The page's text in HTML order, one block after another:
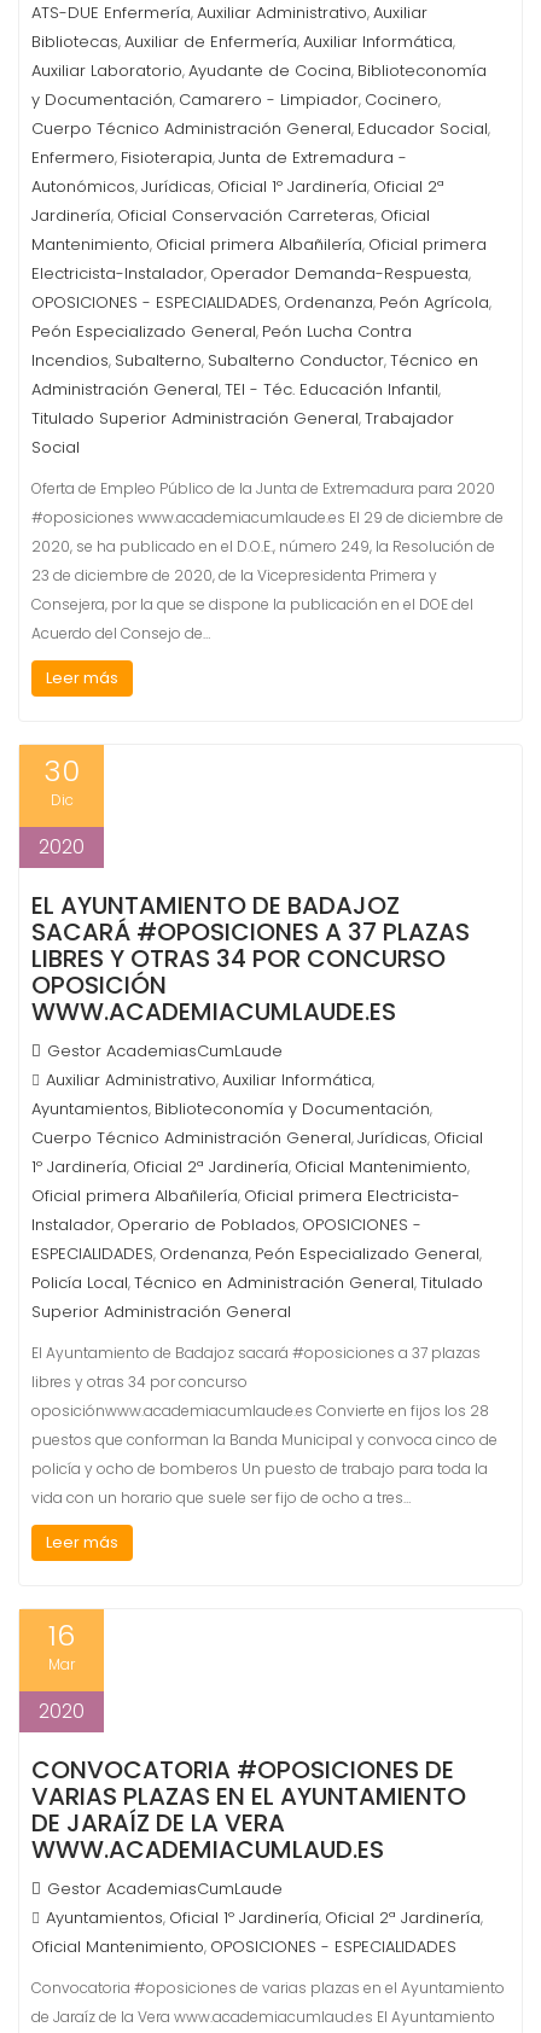
ATS-DUE Enfermería,Auxiliar Administrativo,Auxiliar
Bibliotecas,Auxiliar de Enfermería,Auxiliar Informática,
Auxiliar Laboratorio,Ayudante de Cocina, Biblioteconomía
y Documentación, Camarero - Limpiador, Cocinero,
Cuerpo Técnico Administración General, Educador Social,
Enfermero, Fisioterapia,Junta de Extremadura -
Autonómicos,Jurídicas, Oficial 1º Jardinería, Oficial 2ª
Jardinería, Oficial Conservación Carreteras, Oficial
Mantenimiento, Oficial primera Albañilería, Oficial primera
Electricista-Instalador, Operador Demanda-Respuesta,
OPOSICIONES - ESPECIALIDADES, Ordenanza, Peón Agrícola,
Peón Especializado General, Peón Lucha Contra
Incendios, Subalterno, Subalterno Conductor,Técnico en
Administración General,TEI - Téc. Educación Infantil,
Titulado Superior Administración General,Trabajador
Social
Oferta de Empleo Público de la Junta de Extremadura para 2020
#oposiciones www.academiacumlaude.es El 29 de diciembre de
2020, se ha publicado en el D.O.E., número 249, la Resolución de
23 de diciembre de 2020, de la Vicepresidenta Primera y
Consejera, por la que se dispone la publicación en el DOE del
Acuerdo del Consejo de…
Leer más
30
Dic
2020
EL AYUNTAMIENTO DE BADAJOZ
SACARÁ #OPOSICIONES A 37 PLAZAS
LIBRES Y OTRAS 34 POR CONCURSO
OPOSICIÓN
WWW.ACADEMIACUMLAUDE.ES
Gestor AcademiasCumLaude
Auxiliar Administrativo,Auxiliar Informática,
Ayuntamientos, Biblioteconomía y Documentación,
Cuerpo Técnico Administración General,Jurídicas, Oficial
1º Jardinería, Oficial 2ª Jardinería, Oficial Mantenimiento,
Oficial primera Albañilería, Oficial primera Electricista-
Instalador, Operario de Poblados, OPOSICIONES -
ESPECIALIDADES, Ordenanza, Peón Especializado General,
Policía Local,Técnico en Administración General,Titulado
Superior Administración General
El Ayuntamiento de Badajoz sacará #oposiciones a 37 plazas
libres y otras 34 por concurso
oposiciónwww.academiacumlaude.es Convierte en fijos los 28
puestos que conforman la Banda Municipal y convoca cinco de
policía y ocho de bomberos Un puesto de trabajo para toda la
vida con un horario que suele ser fijo de ocho a tres…
Leer más
16
Mar
2020
CONVOCATORIA #OPOSICIONES DE
VARIAS PLAZAS EN EL AYUNTAMIENTO
DE JARAÍZ DE LA VERA
WWW.ACADEMIACUMLAUD.ES
Gestor AcademiasCumLaude
Ayuntamientos, Oficial 1º Jardinería, Oficial 2ª Jardinería,
Oficial Mantenimiento, OPOSICIONES - ESPECIALIDADES
Convocatoria #oposiciones de varias plazas en el Ayuntamiento
de Jaraíz de la Vera www.academiacumlaud.es El Ayuntamiento